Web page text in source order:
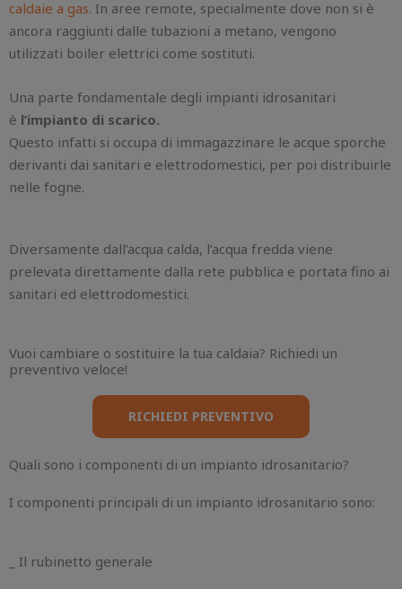
caldaie a gas. In aree remote, specialmente dove non si è
ancora raggiunti dalle tubazioni a metano, vengono
utilizzati boiler elettrici come sostituti.
Una parte fondamentale degli impianti idrosanitari
è l’impianto di scarico.
Questo infatti si occupa di immagazzinare le acque sporche
derivanti dai sanitari e elettrodomestici, per poi distribuirle
nelle fogne.
Diversamente dall’acqua calda, l’acqua fredda viene
prelevata direttamente dalla rete pubblica e portata fino ai
sanitari ed elettrodomestici.
Vuoi cambiare o sostituire la tua caldaia? Richiedi un
preventivo veloce!
RICHIEDI PREVENTIVO
Quali sono i componenti di un impianto idrosanitario?
I componenti principali di un impianto idrosanitario sono:
_ Il rubinetto generale